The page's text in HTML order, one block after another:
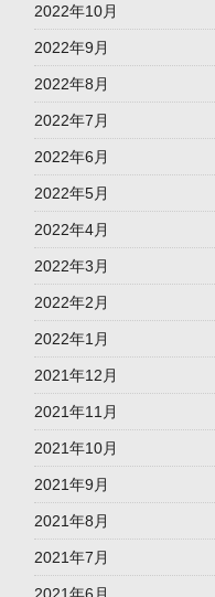
2022年10月
2022年9月
2022年8月
2022年7月
2022年6月
2022年5月
2022年4月
2022年3月
2022年2月
2022年1月
2021年12月
2021年11月
2021年10月
2021年9月
2021年8月
2021年7月
2021年6月